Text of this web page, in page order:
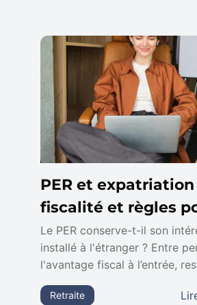
PER et expatriation
fiscalité et règles
non-résidents
Le PER conserve-t-il son
installé à l'étranger ? Entre
l'avantage fiscal à l’entrée,
Retraite